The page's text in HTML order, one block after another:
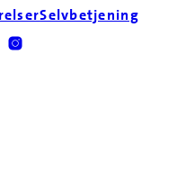
Selvbetjening